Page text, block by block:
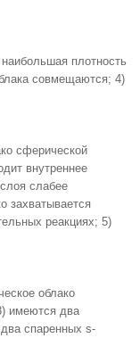
плотность
совмещаются; 4)
сферической
внутреннее
слабее
захватывается
реакциях; 5)
облако
имеются два
спаренных s-